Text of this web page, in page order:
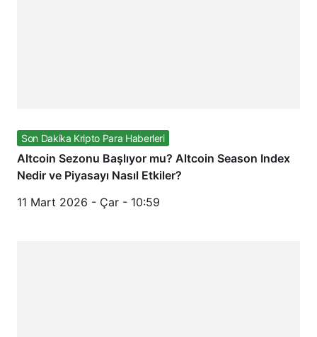
Son Dakika Kripto Para Haberleri
Altcoin Sezonu Başlıyor mu? Altcoin Season Index
Nedir ve Piyasayı Nasıl Etkiler?
11 Mart 2026 - Çar - 10:59